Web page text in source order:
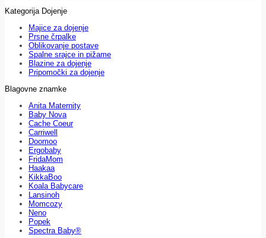
Kategorija Dojenje
Majice za dojenje
Prsne črpalke
Oblikovanje postave
Spalne srajce in pižame
Blazine za dojenje
Pripomočki za dojenje
Blagovne znamke
Anita Maternity
Baby Nova
Cache Coeur
Carriwell
Doomoo
Ergobaby
FridaMom
Haakaa
KikkaBoo
Koala Babycare
Lansinoh
Momcozy
Neno
Popek
Spectra Baby®